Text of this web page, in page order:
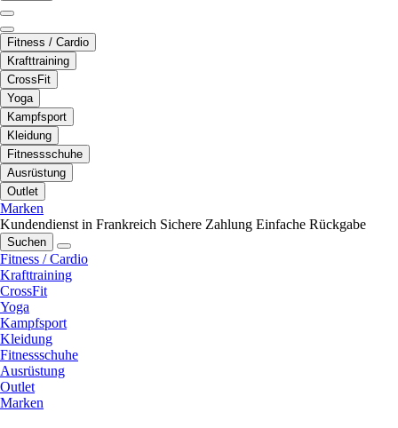
Fitness / Cardio
Krafttraining
CrossFit
Yoga
Kampfsport
Kleidung
Fitnessschuhe
Ausrüstung
Outlet
Marken
Kundendienst in Frankreich Sichere Zahlung Einfache Rückgabe
Suchen
Fitness / Cardio
Krafttraining
CrossFit
Yoga
Kampfsport
Kleidung
Fitnessschuhe
Ausrüstung
Outlet
Marken